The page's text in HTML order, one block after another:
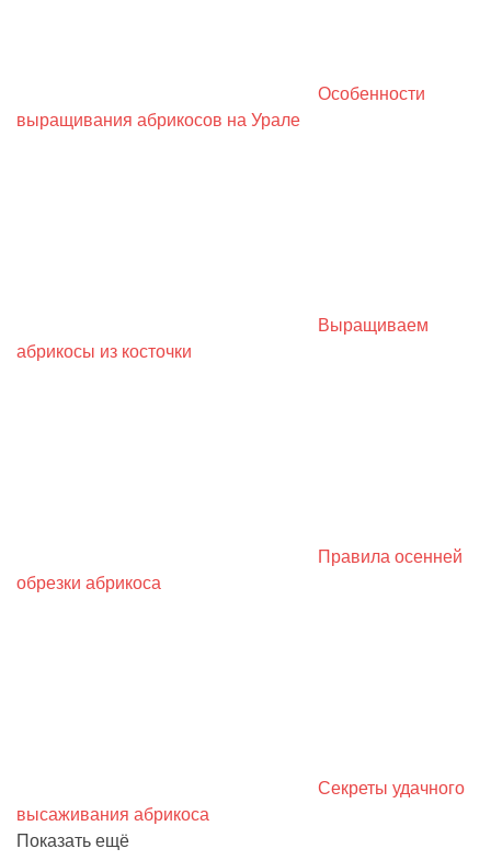
Особенности
выращивания абрикосов на Урале
Выращиваем
абрикосы из косточки
Правила осенней
обрезки абрикоса
Секреты удачного
высаживания абрикоса
Показать ещё